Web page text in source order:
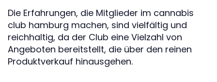
Die Erfahrungen, die Mitglieder im cannabis
club hamburg machen, sind vielfältig und
reichhaltig, da der Club eine Vielzahl von
Angeboten bereitstellt, die über den reinen
Produktverkauf hinausgehen.